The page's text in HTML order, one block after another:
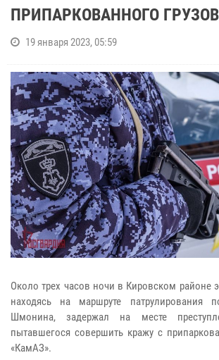
ПРИПАРКОВАННОГО
19 января 2023, 05:59
Около трех часов ночи в Кировском районе
находясь на маршруте патрулирования
Шмонина, задержал на месте
пытавшегося совершить кражу с
«КамАЗ».